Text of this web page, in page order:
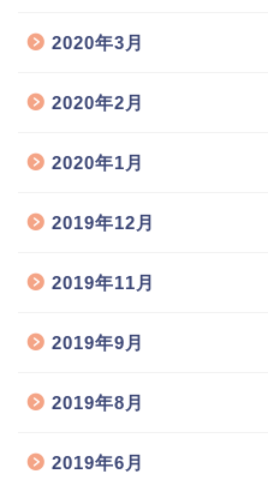
2020年3月
2020年2月
2020年1月
2019年12月
2019年11月
2019年9月
2019年8月
2019年6月